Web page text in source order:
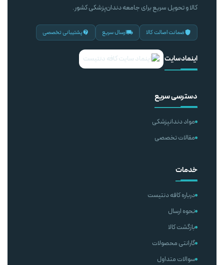
کالا و تحویل سریع برای جامعه دندان‌پزشکی کشور.
ضمانت اصالت کالا ارسال سریع پشتیبانی تخصصی
اینماد سایت
دسترسی سریع
مواد دندانپزشکی
مقالات تخصصی
خدمات
درباره کافه دنتیست
نحوه ارسال
بازگشت کالا
گارانتی محصولات
سوالات متداول